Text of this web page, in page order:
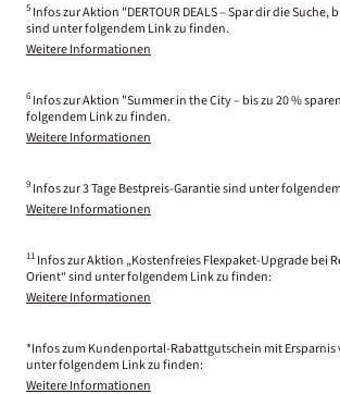
5 Infos zur Aktion "DERTOUR DEALS – Spar dir die Suche,
sind unter folgendem Link zu finden.
Weitere Informationen
6 Infos zur Aktion "Summer in the City – bis zu 20 %
folgendem Link zu finden.
Weitere Informationen
9 Infos zur 3 Tage Bestpreis-Garantie sind unter
Weitere Informationen
11 Infos zur Aktion „Kostenfreies Flexpaket-Upgrade bei
Orient“ sind unter folgendem Link zu finden:
Weitere Informationen
*Infos zum Kundenportal-Rabattgutschein mit Ersparnis
unter folgendem Link zu finden:
Weitere Informationen